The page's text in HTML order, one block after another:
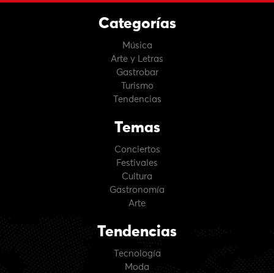
Categorías
Música
Arte y Letras
Gastrobar
Turismo
Tendencias
Temas
Conciertos
Festivales
Cultura
Gastronomía
Arte
Tendencias
Tecnología
Moda